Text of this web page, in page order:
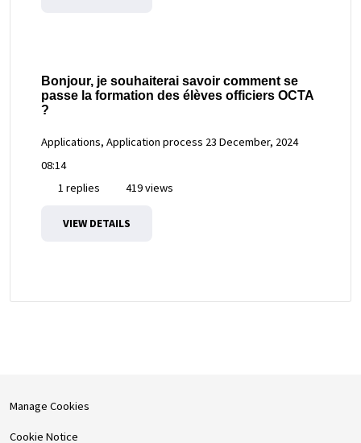
Bonjour, je souhaiterai savoir comment se
passe la formation des élèves officiers OCTA
?
Applications, Application process 23 December, 2024
08:14
1 replies
419 views
VIEW DETAILS
Manage Cookies
Cookie Notice